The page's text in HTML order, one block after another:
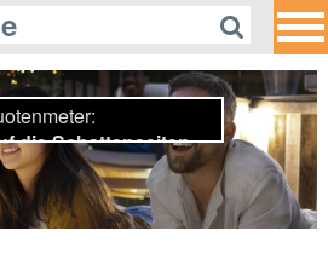
die Schattenseiten
Social-Media-